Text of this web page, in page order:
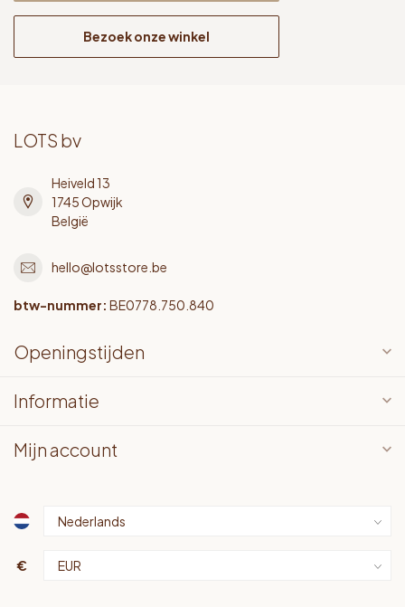
Bezoek onze winkel
LOTS bv
Heiveld 13
1745 Opwijk
België
hello@lotsstore.be
btw-nummer: BE0778.750.840
Openingstijden
Informatie
Mijn account
€